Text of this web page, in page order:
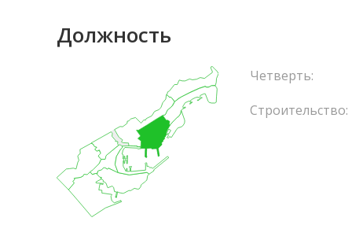
Должность
Четверть:
Строительство: